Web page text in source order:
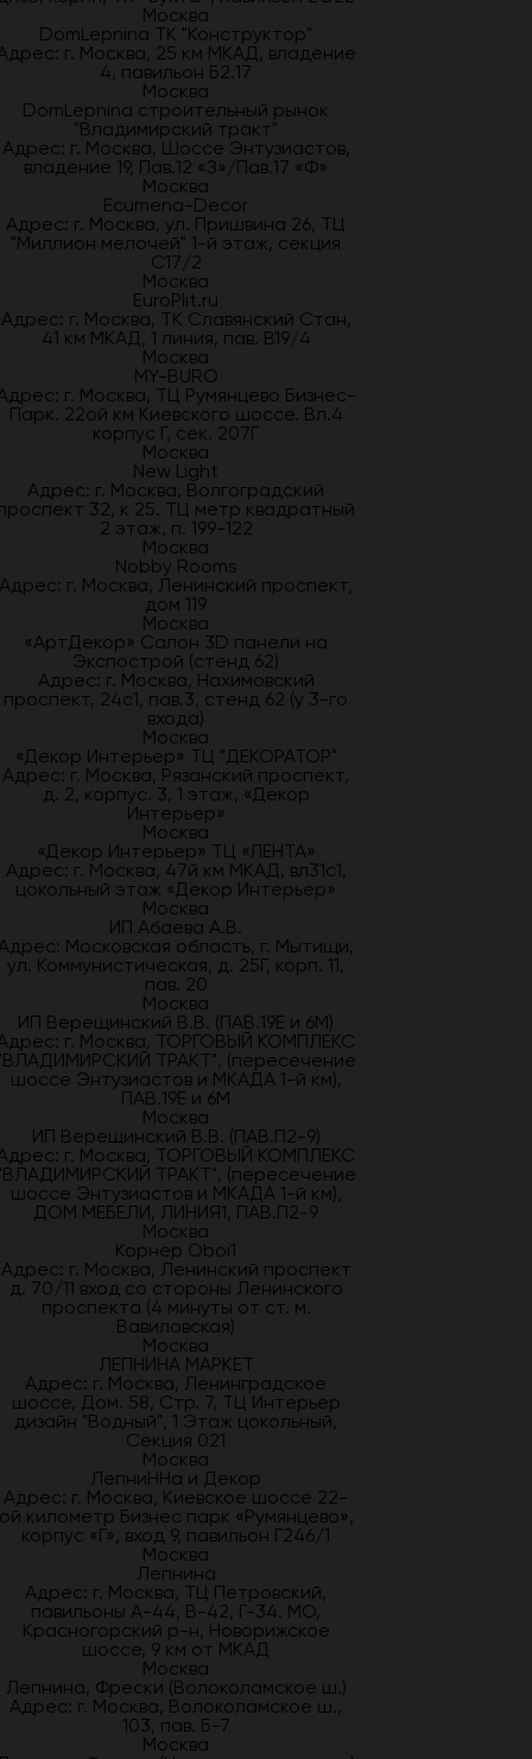
Москва
DomLepnina ТК "Конструктор"
г. Москва, 25 км МКАД, владение
4, павильон Б2.17
Москва
DomLepnina строительный рынок
"Владимирский тракт"
Адрес: г. Москва, Шоссе Энтузиастов,
владение 19, Пав.12 «З»/Пав.17 «Ф»
Москва
Ecumena-Decor
Адрес: г. Москва, ул. Пришвина 26, ТЦ
"Миллион мелочей" 1-й этаж, секция
С17/2
Москва
EuroPlit.ru
Адрес: г. Москва, ТК Славянский Стан,
41 км МКАД, 1 линия, пав. В19/4
Москва
MY-BURO
г. Москва, ТЦ Румянцево Бизнес-
Парк. 22ой км Киевского шоссе. Вл.4
корпус Г, сек. 207Г
Москва
New Light
Адрес: г. Москва, Волгоградский
32, к 25. ТЦ метр квадратный
2 этаж, п. 199-122
Москва
Nobby Rooms
Адрес: г. Москва, Ленинский проспект,
дом 119
Москва
«АртДекор» Салон 3D панели на
Экспострой (стенд 62)
Адрес: г. Москва, Нахимовский
проспект, 24с1, пав.3, стенд 62 (у 3-го
входа)
Москва
«Декор Интерьер» ТЦ "ДЕКОРАТОР"
Адрес: г. Москва, Рязанский проспект,
д. 2, корпус. 3, 1 этаж, «Декор
Интерьер»
Москва
«Декор Интерьер» ТЦ «ЛЕНТА»
Адрес: г. Москва, 47й км МКАД, вл31с1,
цокольный этаж «Декор Интерьер»
Москва
ИП Абаева А.В.
Московская область, г. Мытищи,
ул. Коммунистическая, д. 25Г, корп. 11,
пав. 20
Москва
ИП Верещинский В.В. (ПАВ.19Е и 6М)
г. Москва, ТОРГОВЫЙ КОМПЛЕКС
ТРАКТ", (пересечение
шоссе Энтузиастов и МКАДА 1-й км),
ПАВ.19Е и 6М
Москва
ИП Верещинский В.В. (ПАВ.П2-9)
г. Москва, ТОРГОВЫЙ КОМПЛЕКС
ТРАКТ", (пересечение
шоссе Энтузиастов и МКАДА 1-й км),
ДОМ МЕБЕЛИ, ЛИНИЯ1, ПАВ.П2-9
Москва
Корнер Oboi1
Адрес: г. Москва, Ленинский проспект
д. 70/11 вход со стороны Ленинского
проспекта (4 минуты от ст. м.
Вавиловская)
Москва
ЛЕПНИНА МАРКЕТ
Адрес: г. Москва, Ленинградское
шоссе, Дом. 58, Стр. 7, ТЦ Интерьер
дизайн "Водный", 1 Этаж цокольный,
Секция 021
Москва
ЛепниННа и Декор
Адрес: г. Москва, Киевское шоссе 22-
километр Бизнес парк «Румянцево»,
корпус «Г», вход 9, павильон Г246/1
Москва
Лепнина
Адрес: г. Москва, ТЦ Петровский,
павильоны А-44, В-42, Г-34. МО,
Красногорский р-н, Новорижское
шоссе, 9 км от МКАД
Москва
Лепнина, Фрески (Волоколамское ш.)
Адрес: г. Москва, Волоколамское ш.,
103, пав. Б-7
Москва